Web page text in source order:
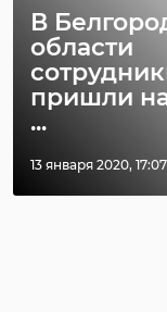
В
области
пришли
...
13 января 2020, 17:07